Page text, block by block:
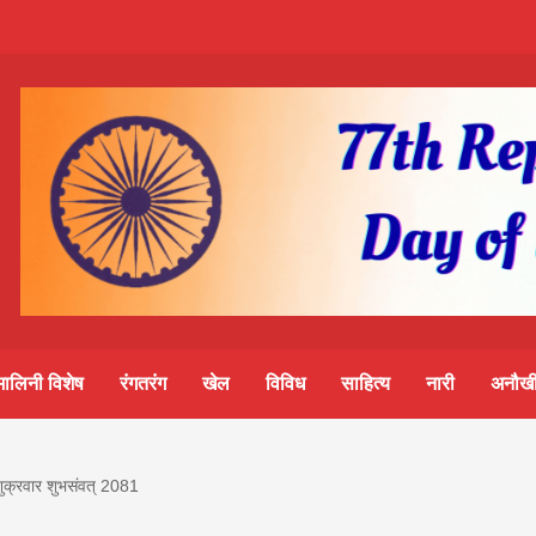
विशेष रंगतरंग खेल विविध साहित्य नारी
शुभसंवत् 2081